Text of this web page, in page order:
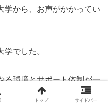
学から、お声がかかってい
でした。
る環境とサポート体制が一
トップ サイドバー